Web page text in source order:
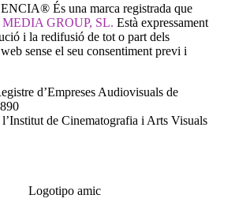
És una marca registrada que
GROUP, SL. Està expressament
i la redifusió de tot o part dels
sense el seu consentiment previ i
d’Empreses Audiovisuals de
l’Institut de Cinematografia i Arts Visuals